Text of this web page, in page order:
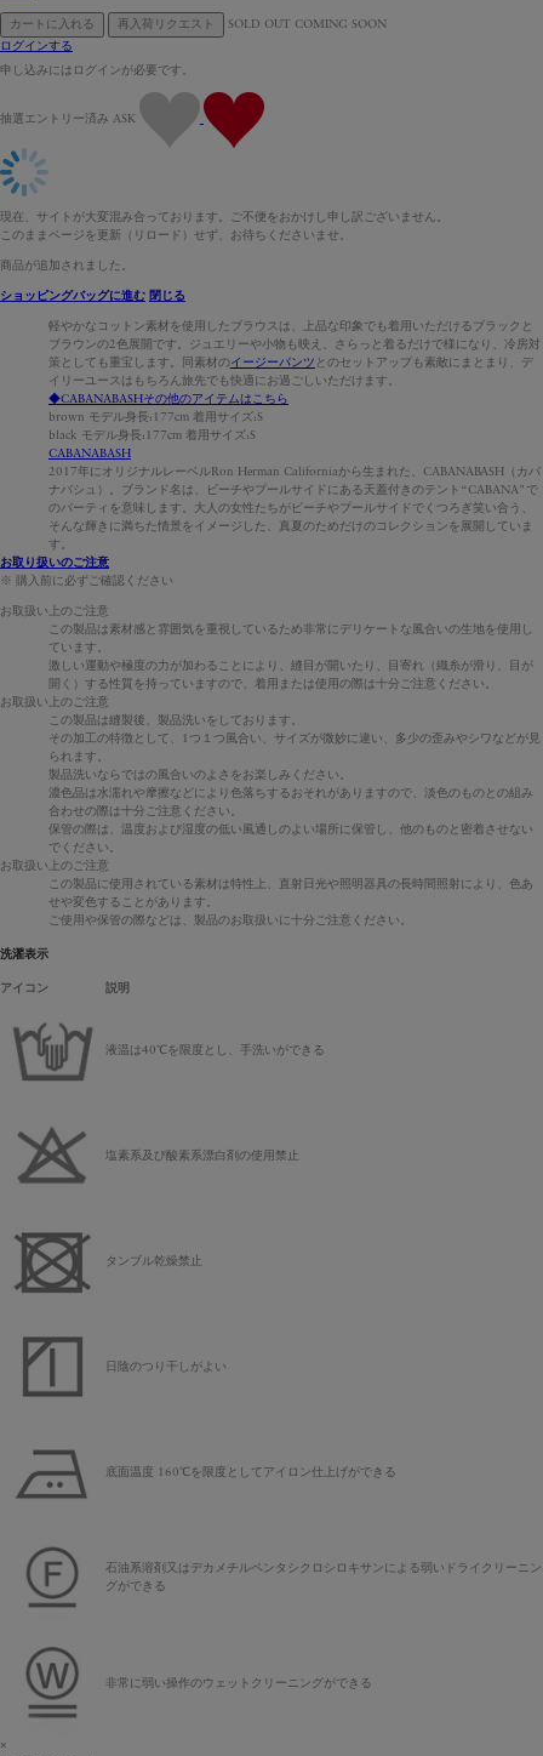
カートに入れる 再入荷リクエスト SOLD OUT COMING SOON
ログインする
申し込みにはログインが必要です。
抽選エントリー済み ASK
現在、サイトが大変混み合っております。ご不便をおかけし申し訳ございません。
このままページを更新（リロード）せず、お待ちくださいませ。
商品が追加されました。
ショッピングバッグに進む 閉じる
軽やかなコットン素材を使用したブラウスは、上品な印象でも着用いただけるブラックと
ブラウンの2色展開です。ジュエリーや小物も映え、さらっと着るだけで様になり、冷房対
策としても重宝します。同素材のイージーパンツ とのセットアップも素敵にまとまり、デ
イリーユースはもちろん旅先でも快適にお過ごしいただけます。
◆CABANABASHその他のアイテムはこちら
brown モデル身長:177cm 着用サイズ:S
black モデル身長:177cm 着用サイズ:S
CABANABASH
2017年にオリジナルレーベルRon Herman Californiaから生まれた、CABANABASH（カバ
ナバシュ）。ブランド名は、ビーチやプールサイドにある天蓋付きのテント“CABANA"で
のパーティを意味します。大人の女性たちがビーチやプールサイドでくつろぎ笑い合う、
そんな輝きに満ちた情景をイメージした、真夏のためだけのコレクションを展開していま
す。
お取り扱いのご注意
※ 購入前に必ずご確認ください
お取扱い上のご注意
この製品は素材感と雰囲気を重視しているため非常にデリケートな風合いの生地を使用し
ています。
激しい運動や極度の力が加わることにより、縫目が開いたり、目寄れ（織糸が滑り、目が
開く）する性質を持っていますので、着用または使用の際は十分ご注意ください。
お取扱い上のご注意
この製品は縫製後、製品洗いをしております。
その加工の特徴として、1つ１つ風合い、サイズが微妙に違い、多少の歪みやシワなどが見
られます。
製品洗いならではの風合いのよさをお楽しみください。
濃色品は水濡れや摩擦などにより色落ちするおそれがありますので、淡色のものとの組み
合わせの際は十分ご注意ください。
保管の際は、温度および湿度の低い風通しのよい場所に保管し、他のものと密着させない
でください。
お取扱い上のご注意
この製品に使用されている素材は特性上、直射日光や照明器具の長時間照射により、色あ
せや変色することがあります。
ご使用や保管の際などは、製品のお取扱いに十分ご注意ください。
洗濯表示
アイコン 説明
液温は40℃を限度とし、手洗いができる
塩素系及び酸素系漂白剤の使用禁止
タンブル乾燥禁止
日陰のつり干しがよい
底面温度 160℃を限度としてアイロン仕上げができる
石油系溶剤又はデカメチルペンタシクロシロキサンによる弱いドライクリーニン
グができる
非常に弱い操作のウェットクリーニングができる
×